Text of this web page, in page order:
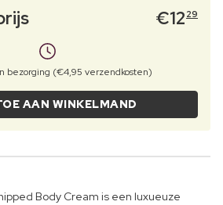
€12 29
bezorging (€4,95 verzendkosten)
AAN WINKELMAND
Body Cream is een luxueuze